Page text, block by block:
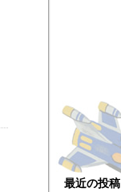
最近の投稿